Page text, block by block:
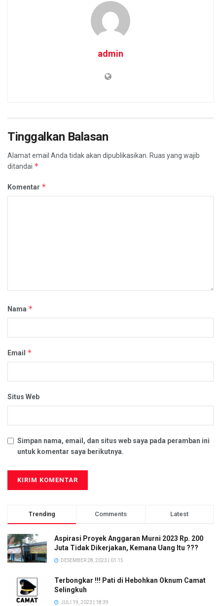
admin
Tinggalkan Balasan
Alamat email Anda tidak akan dipublikasikan. Ruas yang wajib
ditandai *
Komentar *
Nama *
Email *
Situs Web
Simpan nama, email, dan situs web saya pada peramban ini
untuk komentar saya berikutnya.
Trending Comments Latest
Aspirasi Proyek Anggaran Murni 2023 Rp. 200
Juta Tidak Dikerjakan, Kemana Uang Itu ???
DESEMBER 28, 2023 | 01:15
Terbongkar !!! Pati di Hebohkan Oknum Camat
Selingkuh
JULI 19, 2023 | 18:39